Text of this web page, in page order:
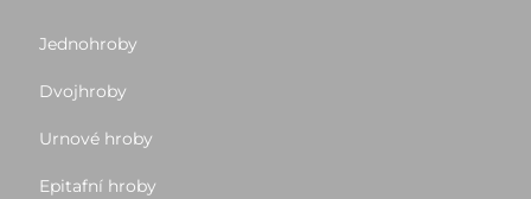
Jednohroby
Dvojhroby
Urnové hroby
Epitafní hroby